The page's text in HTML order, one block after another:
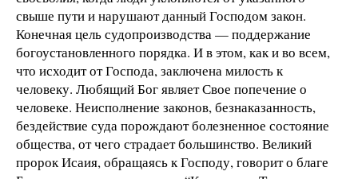
свыше пути и нарушают данный Господом закон.
Конечная цель судопроизводства — поддержание
богоустановленного порядка. И в этом, как и во всем,
что исходит от Господа, заключена милость к
человеку. Любящий Бог являет Свое попечение о
человеке. Неисполнение законов, безнаказанность,
бездействие суда порождают болезненное состояние
общества, от чего страдает большинство. Великий
пророк Исаия, обращаясь к Господу, говорит о благе